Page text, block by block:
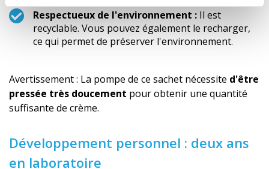
Respectueux de l'environnement : Il est
recyclable. Vous pouvez également le recharger,
ce qui permet de préserver l'environnement.
Avertissement : La pompe de ce sachet nécessite d'être
pressée très doucement pour obtenir une quantité
suffisante de crème.
Développement personnel : deux ans
en laboratoire